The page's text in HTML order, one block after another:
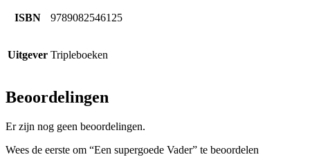
ISBN 9789082546125
Uitgever Tripleboeken
Beoordelingen
Er zijn nog geen beoordelingen.
Wees de eerste om “Een supergoede Vader” te beoordelen